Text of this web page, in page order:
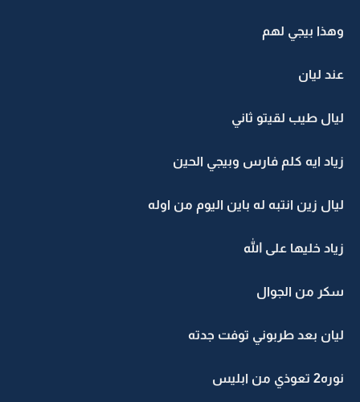
وهذا بيجي لهم
عند ليان
ليال طيب لقيتو ثاني
زياد ايه كلم فارس وبيجي الحين
ليال زين انتبه له باين اليوم من اوله
زياد خليها على الله
سكر من الجوال
ليان بعد طربوني توفت جدته
نوره2 تعوذي من ابليس